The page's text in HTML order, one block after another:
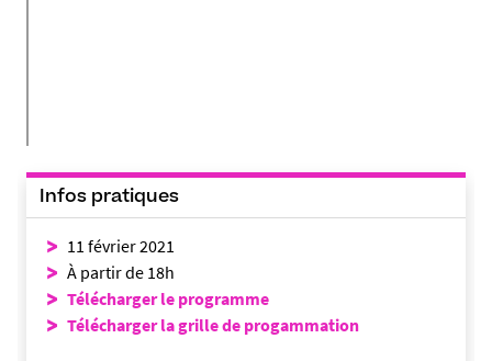
Infos pratiques
11 février 2021
À partir de 18h
Télécharger le programme
Télécharger la grille de progammation